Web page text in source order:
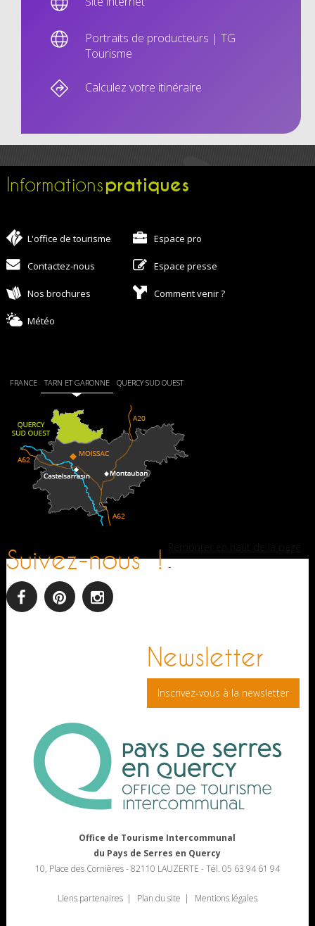
Portraits de producteurs | TG
Tourisme
Calculez votre itinéraire
Informationspratiques
L'office de tourisme Espace pro
Contactez-nous Espace presse
Nos brochures Comment venir ?
Météo
FRANCE TARN ET GARONNE QUERCY SUD OUEST
Suivez-nous !
Newsletter
Inscrivez-vous à la newsletter
-
Office de Tourisme Intercommunal
du Pays de Serres en Quercy
10, Place des Cornières - 82110 LAUZERTE - Tél. 05 63 94 61 94
Liens partenaires Plan du site Mentions légales